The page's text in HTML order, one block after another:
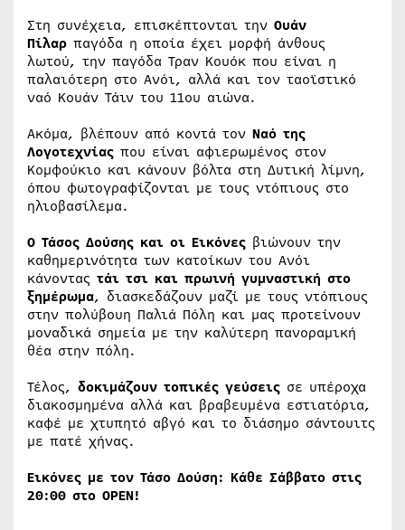
Στη συνέχεια, επισκέπτονται την Ουάν
Πίλαρ παγόδα η οποία έχει μορφή άνθους
λωτού, την παγόδα Τραν Κουόκ που είναι η
παλαιότερη στο Ανόι, αλλά και τον ταοϊστικό
ναό Κουάν Τάιν του 11ου αιώνα.
Ακόμα, βλέπουν από κοντά τον Ναό της
Λογοτεχνίας που είναι αφιερωμένος στον
Κομφούκιο και κάνουν βόλτα στη Δυτική λίμνη,
όπου φωτογραφίζονται με τους ντόπιους στο
ηλιοβασίλεμα.
O Τάσος Δούσης και οι Εικόνες βιώνουν την
καθημερινότητα των κατοίκων του Ανόι
κάνοντας τάι τσι και πρωινή γυμναστική στο
ξημέρωμα, διασκεδάζουν μαζί με τους ντόπιους
στην πολύβουη Παλιά Πόλη και μας προτείνουν
μοναδικά σημεία με την καλύτερη πανοραμική
θέα στην πόλη.
Τέλος, δοκιμάζουν τοπικές γεύσεις σε υπέροχα
διακοσμημένα αλλά και βραβευμένα εστιατόρια,
καφέ με χτυπητό αβγό και το διάσημο σάντουιτς
με πατέ χήνας.
Εικόνες με τον Τάσο Δούση: Κάθε Σάββατο στις
20:00 στο OPEN!